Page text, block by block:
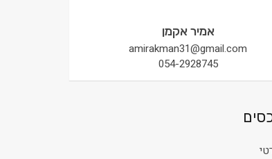
אמיר אקמן
amirakman31@gmail.com
054-2928745